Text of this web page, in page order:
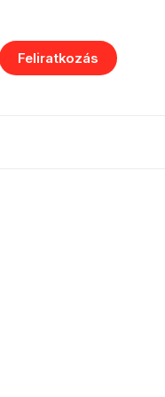
Feliratkozás